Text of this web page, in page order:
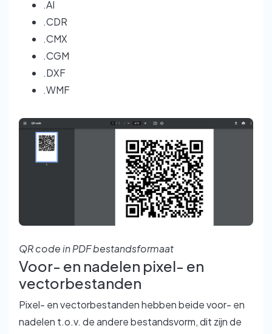
.AI
.CDR
.CMX
.CGM
.DXF
.WMF
QR code in PDF bestandsformaat
Voor- en nadelen pixel- en
vectorbestanden
Pixel- en vectorbestanden hebben beide voor- en
nadelen t.o.v. de andere bestandsvorm, dit zijn de